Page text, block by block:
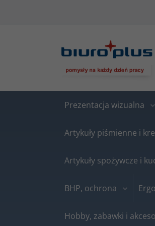
Prezentacja wizualna
Artykuły piśmienne i
Artykuły spożywcze i
BHP, ochrona
Hobby, zabawki i